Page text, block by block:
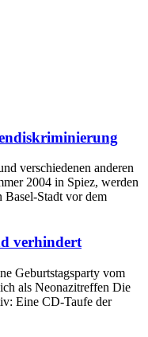
verschiedenen anderen
2004 in Spiez, werden
Basel-Stadt vor dem
verhindert
Geburtstagsparty vom
als Neonazitreffen Die
Eine CD-Taufe der